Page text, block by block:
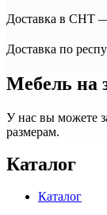
Доставка в СНТ
Доставка по
Мебель на
У нас вы можете
размерам.
Каталог
Каталог